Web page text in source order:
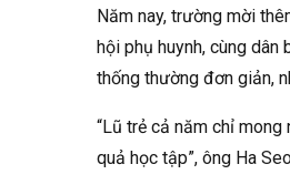
Năm nay, trường mời
hội phụ huynh, cùng
thống thường đơn giản,
“Lũ trẻ cả năm chỉ
quả học tập”, ông Ha